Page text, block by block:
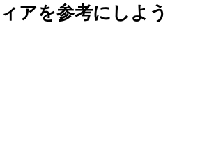
ィアを参考にしよう